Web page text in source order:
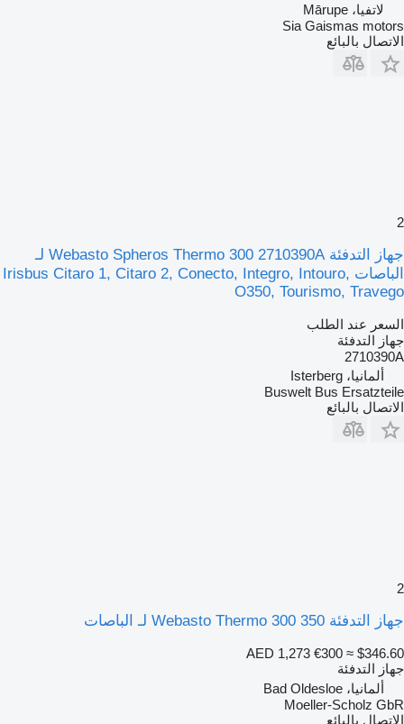
لاتفيا، Mārupe
Sia Gaismas motors
الاتصال بالبائع
2
جهاز التدفئة Webasto Spheros Thermo 300 2710390A لـ
الباصات Irisbus Citaro 1, Citaro 2, Conecto, Integro, Intouro,
O350, Tourismo, Travego
السعر عند الطلب
جهاز التدفئة
2710390A
ألمانيا، Isterberg
Buswelt Bus Ersatzteile
الاتصال بالبائع
2
جهاز التدفئة Webasto Thermo 300 350 لـ الباصات
AED 1,273 €300 ≈ $346.60
جهاز التدفئة
ألمانيا، Bad Oldesloe
Moeller-Scholz GbR
الاتصال بالبائع